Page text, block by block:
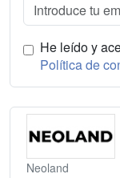
He leído y
Política de
Neoland